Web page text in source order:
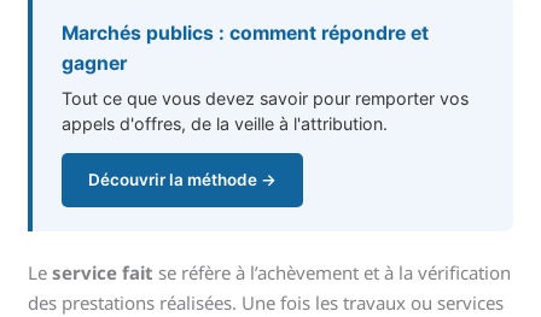
Marchés publics : comment répondre et
gagner
Tout ce que vous devez savoir pour remporter vos
appels d'offres, de la veille à l'attribution.
Découvrir la méthode →
Leservice fait se réfère à l’achèvement et à la vérification
des prestations réalisées. Une fois les travaux ou services